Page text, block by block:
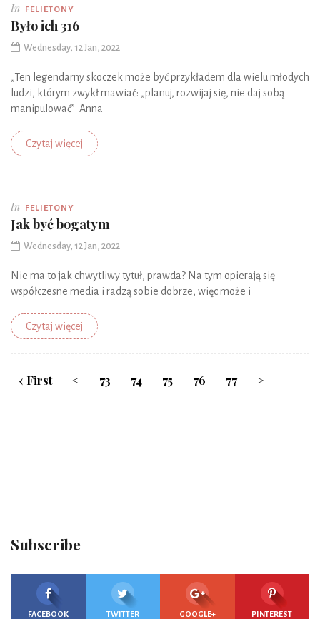
In FELIETONY
Było ich 316
Wednesday, 12 Jan, 2022
„Ten legendarny skoczek może być przykładem dla wielu młodych
ludzi, którym zwykł mawiać: „planuj, rozwijaj się, nie daj sobą
manipulować” Anna
Czytaj więcej
In FELIETONY
Jak być bogatym
Wednesday, 12 Jan, 2022
Nie ma to jak chwytliwy tytuł, prawda? Na tym opierają się
współczesne media i radzą sobie dobrze, więc może i
Czytaj więcej
‹ First < 73 74 75 76 77 >
Subscribe
FACEBOOK TWITTER GOOGLE+ PINTEREST